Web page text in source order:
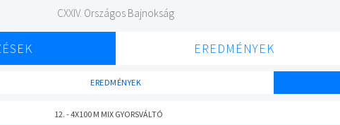
CXXIV. Országos Bajnokság
EREDMÉNYEK
EREDMÉNYEK
12. - 4X100 M MIX GYORSVÁLTÓ